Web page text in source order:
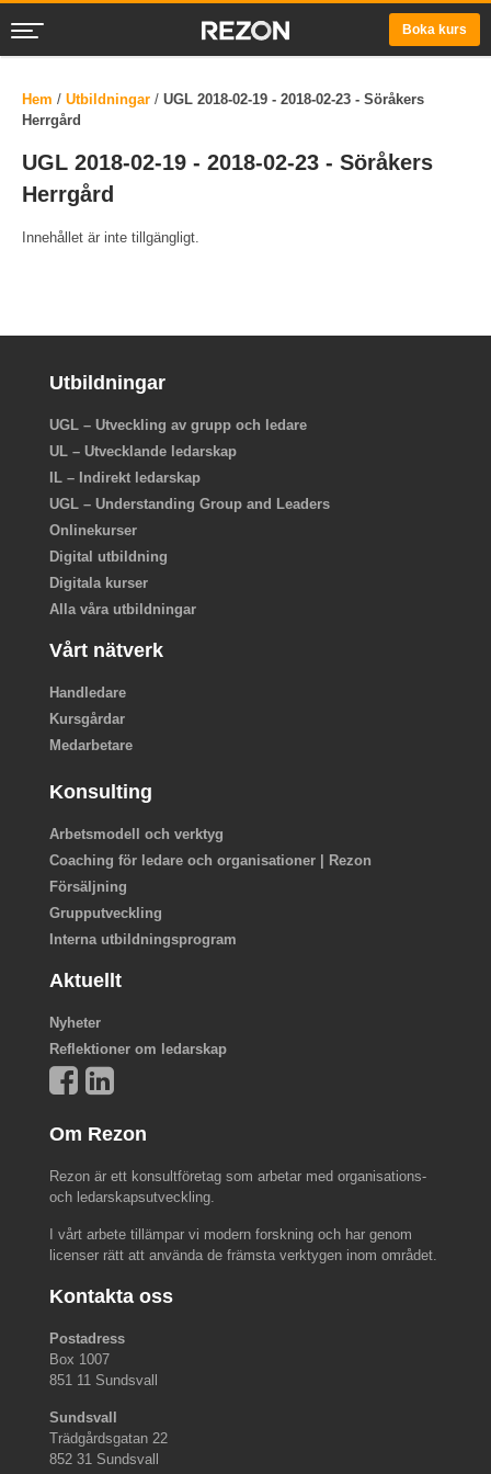
Boka kurs
Hem / Utbildningar / UGL 2018-02-19 - 2018-02-23 - Söråkers
Herrgård
UGL 2018-02-19 - 2018-02-23 - Söråkers
Herrgård
Innehållet är inte tillgängligt.
Utbildningar
UGL – Utveckling av grupp och ledare
UL – Utvecklande ledarskap
IL – Indirekt ledarskap
UGL – Understanding Group and Leaders
Onlinekurser
Digital utbildning
Digitala kurser
Alla våra utbildningar
Vårt nätverk
Handledare
Kursgårdar
Medarbetare
Konsulting
Arbetsmodell och verktyg
Coaching för ledare och organisationer | Rezon
Försäljning
Grupputveckling
Interna utbildningsprogram
Aktuellt
Nyheter
Reflektioner om ledarskap
Om Rezon
Rezon är ett konsultföretag som arbetar med organisations-
och ledarskapsutveckling.
I vårt arbete tillämpar vi modern forskning och har genom
licenser rätt att använda de främsta verktygen inom området.
Kontakta oss
Postadress
Box 1007
851 11 Sundsvall
Sundsvall
Trädgårdsgatan 22
852 31 Sundsvall